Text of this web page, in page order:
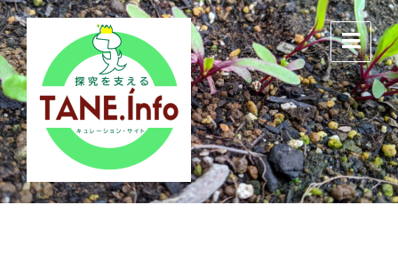
Skip
to
content
Skip
to
main
navigation
Skip
to
footer